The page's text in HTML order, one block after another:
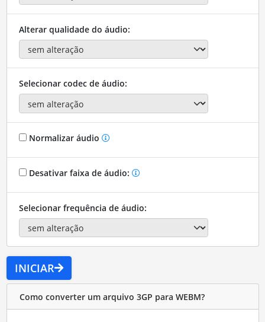
Alterar qualidade do áudio:
Selecionar codec de áudio:
Normalizar áudio
Desativar faixa de áudio:
Selecionar frequência de áudio:
INICIAR
Como converter um arquivo 3GP para WEBM?